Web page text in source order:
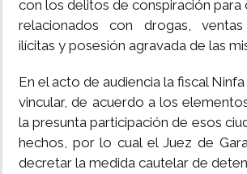
con los delitos de conspiración
relacionados con drogas,
ilícitas y posesión agravada de las
En el acto de audiencia la fiscal
vincular, de acuerdo a los
la presunta participación de esos
hechos, por lo cual el Juez de
decretar la medida cautelar de